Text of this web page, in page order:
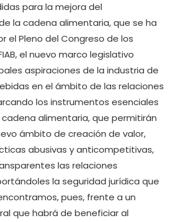
para la mejora del
la cadena alimentaria, que se ha
el Pleno del Congreso de los
el nuevo marco legislativo
aspiraciones de la industria de
en el ámbito de las relaciones
los instrumentos esenciales
alimentaria, que permitirán
ámbito de creación de valor,
abusivas y anticompetitivas,
las relaciones
la seguridad jurídica que
pues, frente a un
que habrá de beneficiar al